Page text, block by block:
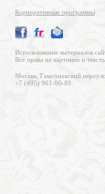
Корпоративные программы
Использование материалов
Все права на картинки и
Москва, Гамсоновский
+7 (495) 961-00-89.